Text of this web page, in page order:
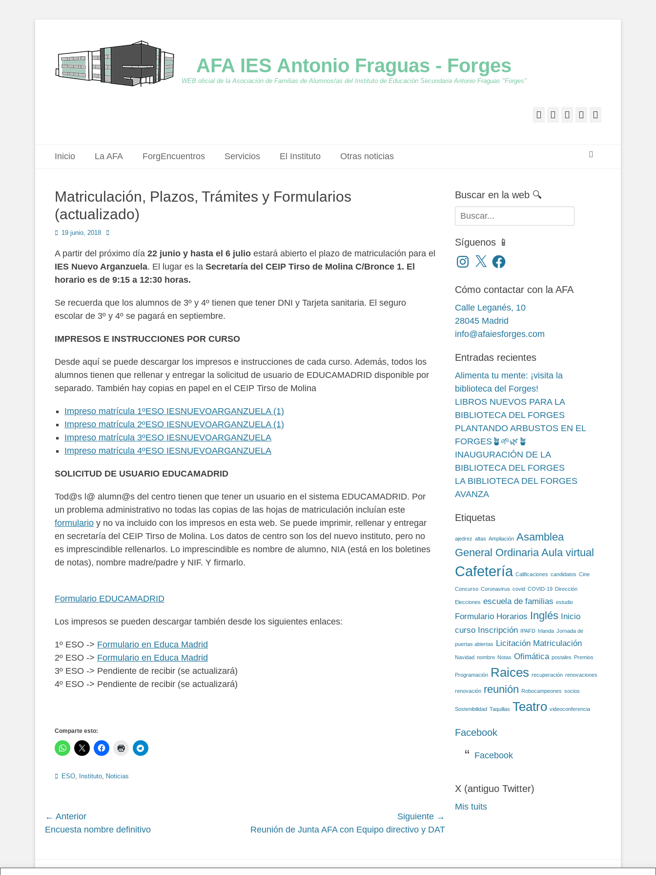
AFA IES Antonio Fraguas - Forges
WEB oficial de la Asociación de Familias de Alumnos/as del Instituto de Educación Secundaria Antonio Fraguas "Forges"
Facebook
Twitter
Feed YouTube
Menú principal
Saltar
Inicio La AFA ForgEncuentros Servicios El Instituto Otras noticias
Matriculación, Plazos, Trámites y Formularios
(actualizado)
Publicado
19 junio, 2018 Autor
A partir del próximo día 22 junio y hasta el 6 julio estará abierto el plazo de matriculación para el
IES Nuevo Arganzuela. El lugar es la Secretaría del CEIP Tirso de Molina C/Bronce 1. El
horario es de 9:15 a 12:30 horas.
Se recuerda que los alumnos de 3º y 4º tienen que tener DNI y Tarjeta sanitaria. El seguro
escolar de 3º y 4º se pagará en septiembre.
IMPRESOS E INSTRUCCIONES POR CURSO
Desde aquí se puede descargar los impresos e instrucciones de cada curso. Además, todos los
alumnos tienen que rellenar y entregar la solicitud de usuario de EDUCAMADRID disponible por
separado. También hay copias en papel en el CEIP Tirso de Molina
Impreso matrícula 1ºESO IESNUEVOARGANZUELA (1)
Impreso matrícula 2ºESO IESNUEVOARGANZUELA (1)
Impreso matrícula 3ºESO IESNUEVOARGANZUELA
Impreso matrícula 4ºESO IESNUEVOARGANZUELA
SOLICITUD DE USUARIO EDUCAMADRID
Tod@s l@ alumn@s del centro tienen que tener un usuario en el sistema EDUCAMADRID. Por
un problema administrativo no todas las copias de las hojas de matriculación incluían este
formulario y no va incluido con los impresos en esta web. Se puede imprimir, rellenar y entregar
en secretaría del CEIP Tirso de Molina. Los datos de centro son los del nuevo instituto, pero no
es imprescindible rellenarlos. Lo imprescindible es nombre de alumno, NIA (está en los boletines
de notas), nombre madre/padre y NIF. Y firmarlo.
Formulario EDUCAMADRID
Los impresos se pueden descargar también desde los siguientes enlaces:
1º ESO -> Formulario en Educa Madrid
2º ESO -> Formulario en Educa Madrid
3º ESO -> Pendiente de recibir (se actualizará)
4º ESO -> Pendiente de recibir (se actualizará)
Comparte esto:
Categorías
ESO, Instituto, Noticias
Navegación
de
← Anterior
Siguiente
Encuesta nombre definitivo
Siguiente →
Siguiente
Reunión de Junta AFA con Equipo directivo y DAT
Buscar en la web 🔍
Buscar:
Síguenos 📱
Instagram
X Facebook
Cómo contactar con la AFA
Calle Leganés, 10
28045 Madrid
info@afaiesforges.com
Entradas recientes
Alimenta tu mente: ¡visita la
biblioteca del Forges!
LIBROS NUEVOS PARA LA
BIBLIOTECA DEL FORGES
PLANTANDO ARBUSTOS EN EL
FORGES🪴🌱🌿🪴
INAUGURACIÓN DE LA
BIBLIOTECA DEL FORGES
LA BIBLIOTECA DEL FORGES
AVANZA
Etiquetas
ajedrez altas Ampliación Asamblea
General Ordinaria Aula virtual
Cafetería Calificaciones candidatos Cine
Concurso Coronavirus covid COVID-19 Dirección
Elecciones escuela de familias estudio
Formulario Horarios Inglés Inicio
curso Inscripción IPAFD Irlanda Jornada de
puertas abiertas Licitación Matriculación
Navidad nombre Notas Ofimática postales Premios
Programación Raices recuperación renovaciones
renovación reunión Robocampeones socios
Sostenibilidad Taquillas Teatro videoconferencia
Facebook
Facebook
X (antiguo Twitter)
Mis tuits